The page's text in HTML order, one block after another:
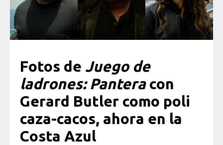
Fotos de Juego de
ladrones: Panteracon
Gerard Butler como poli
caza-cacos, ahora en la
Costa Azul